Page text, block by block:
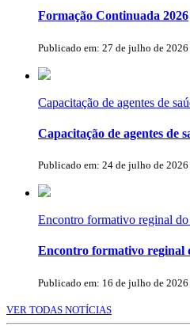
Formação Continuada 2026
Publicado em: 27 de julho de 2026
Capacitação de agentes de
Capacitação de agentes de
Publicado em: 24 de julho de 2026
Encontro formativo reginal
Encontro formativo reginal
Publicado em: 16 de julho de 2026
VER TODAS NOTÍCIAS